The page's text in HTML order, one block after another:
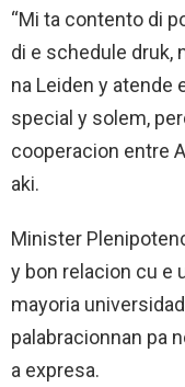
“Mi ta contento di
di e schedule druk,
na Leiden y atende
special y solem,
cooperacion entre
aki.
Minister
y bon relacion cu e
mayoria
palabracionnan pa
a expresa.